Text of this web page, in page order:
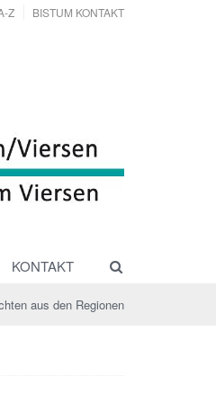
Z BISTUM KONTAKT
KONTAKT
aus den Regionen